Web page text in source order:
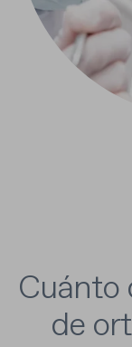
Cuánto
de